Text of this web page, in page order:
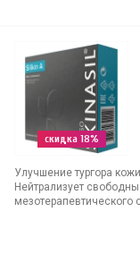
скидка 18%
Улучшение тургора
Нейтрализует
мезотерапевтического